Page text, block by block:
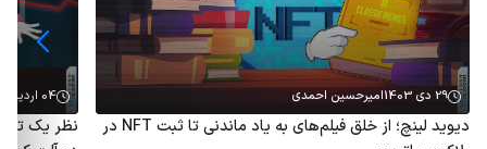
29 دی 1403 امیرحسین احمدی
دیوید لینچ؛ از خلق فیلم‌های به یاد ماندنی تا ثبت NFT در
04 اردیبهشت 1403
نظر یک